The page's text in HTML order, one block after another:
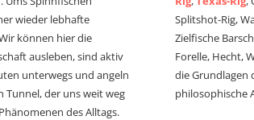
wieder lebhafte
können hier die
ausleben, sind aktiv
unterwegs und angeln
Tunnel, der uns weit weg
des Alltags.
Splitshot-Rig,
Zielfische
Forelle, Hecht,
die Grundlagen
philosophische